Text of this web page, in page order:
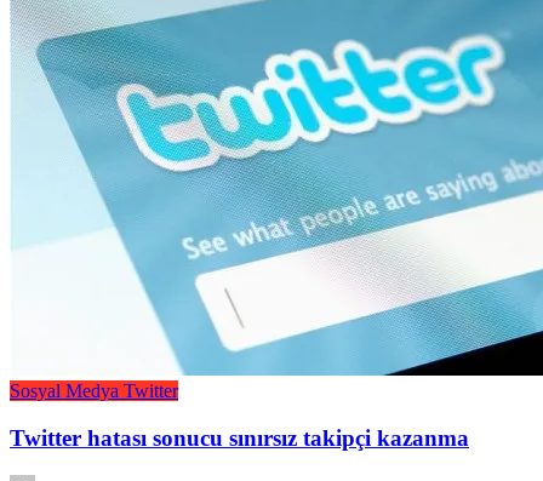
Sosyal Medya Twitter
Twitter hatası sonucu sınırsız takipçi kazanma